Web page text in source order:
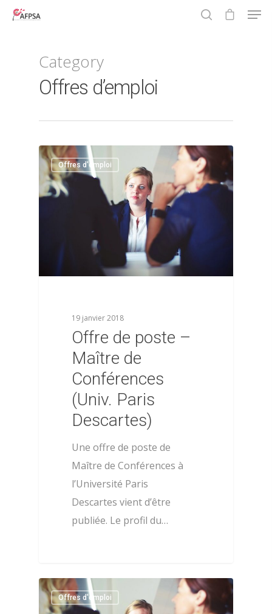
Hit enter to search or ESC to close
Category
Offres d’emploi
Offres d'emploi
19 janvier 2018
Offre de poste –
Maître de
Conférences
(Univ. Paris
Descartes)
Une offre de poste de
Maître de Conférences à
l’Université Paris
Descartes vient d’être
publiée. Le profil du…
Offres d'emploi